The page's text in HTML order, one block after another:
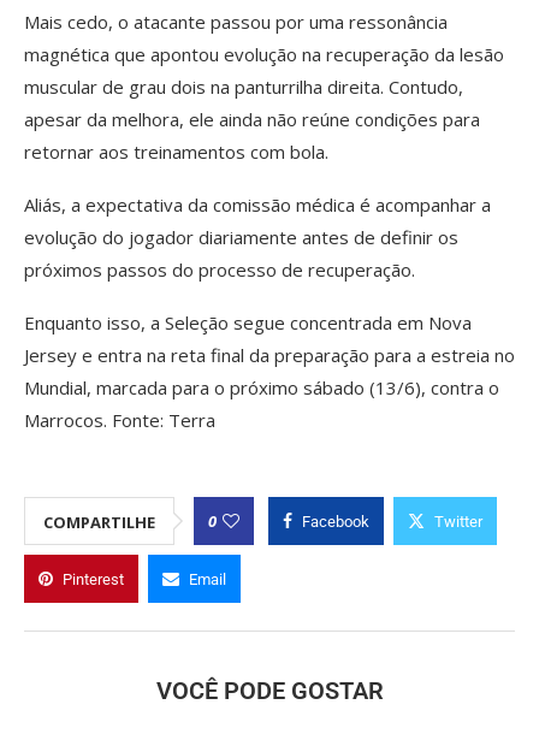
Mais cedo, o atacante passou por uma ressonância
magnética que apontou evolução na recuperação da lesão
muscular de grau dois na panturrilha direita. Contudo,
apesar da melhora, ele ainda não reúne condições para
retornar aos treinamentos com bola.
Aliás, a expectativa da comissão médica é acompanhar a
evolução do jogador diariamente antes de definir os
próximos passos do processo de recuperação.
Enquanto isso, a Seleção segue concentrada em Nova
Jersey e entra na reta final da preparação para a estreia no
Mundial, marcada para o próximo sábado (13/6), contra o
Marrocos. Fonte: Terra
COMPARTILHE 0 Facebook Twitter
Pinterest Email
VOCÊ PODE GOSTAR